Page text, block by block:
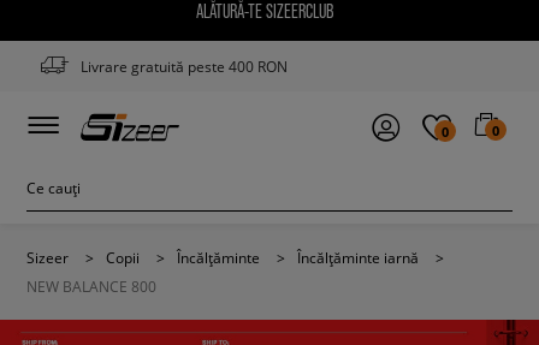
ALĂTURĂ-TE SIZEERCLUB
Livrare gratuită peste 400 RON
0 0
Sizeer > Copii > Încălțăminte > Încălțăminte iarnă
>
NEW BALANCE 800